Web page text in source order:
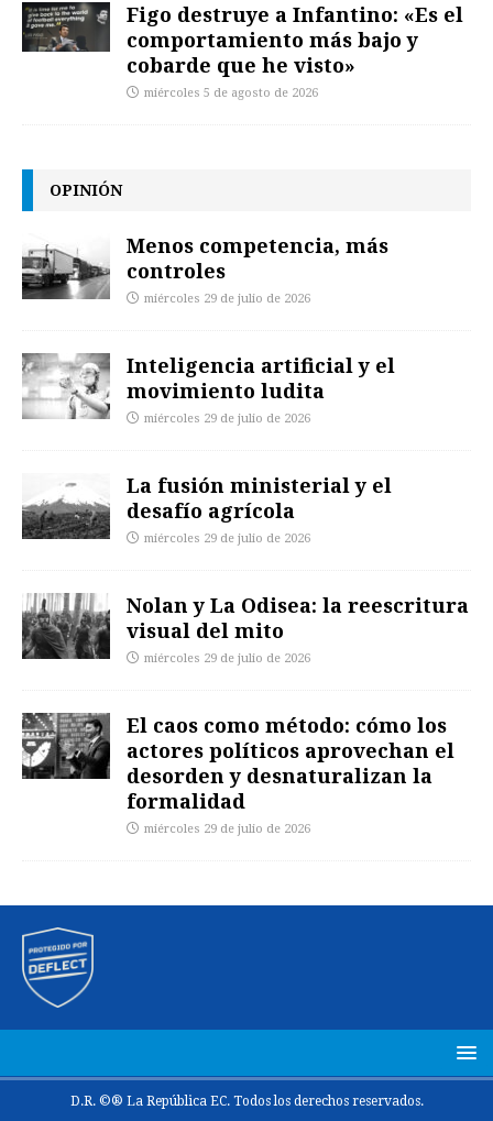
Figo destruye a Infantino: «Es el
comportamiento más bajo y
cobarde que he visto»
miércoles 5 de agosto de 2026
OPINIÓN
Menos competencia, más
controles
miércoles 29 de julio de 2026
Inteligencia artificial y el
movimiento ludita
miércoles 29 de julio de 2026
La fusión ministerial y el
desafío agrícola
miércoles 29 de julio de 2026
Nolan y La Odisea: la reescritura
visual del mito
miércoles 29 de julio de 2026
El caos como método: cómo los
actores políticos aprovechan el
desorden y desnaturalizan la
formalidad
miércoles 29 de julio de 2026
D.R. ©® La República EC. Todos los derechos reservados.